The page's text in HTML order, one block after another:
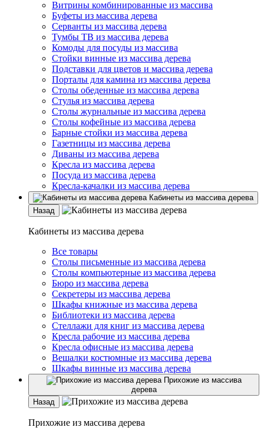
Витрины комбинированные из массива
Буфеты из массива дерева
Серванты из массива дерева
Тумбы ТВ из массива дерева
Комоды для посуды из массива
Стойки винные из массива дерева
Подставки для цветов и массива дерева
Порталы для камина из массива дерева
Столы обеденные из массива дерева
Стулья из массива дерева
Столы журнальные из массива дерева
Столы кофейные из массива дерева
Барные стойки из массива дерева
Газетницы из массива дерева
Диваны из массива дерева
Кресла из массива дерева
Посуда из массива дерева
Кресла-качалки из массива дерева
Кабинеты из массива дерева
Назад
Кабинеты из массива дерева
Все товары
Столы письменные из массива дерева
Столы компьютерные из массива дерева
Бюро из массива дерева
Секретеры из массива дерева
Шкафы книжные из массива дерева
Библиотеки из массива дерева
Стеллажи для книг из массива дерева
Кресла рабочие из массива дерева
Кресла офисные из массива дерева
Вешалки костюмные из массива дерева
Шкафы винные из массива дерева
Прихожие из массива
дерева
Назад
Прихожие из массива дерева